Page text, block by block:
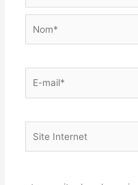
mail*
Internet